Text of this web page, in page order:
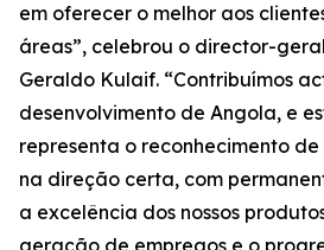
em oferecer o melhor aos
áreas”, celebrou o director-
Geraldo Kulaif. “Contribuímos
desenvolvimento de Angola, e
representa o reconhecimento
na direção certa, com
a excelência dos nossos